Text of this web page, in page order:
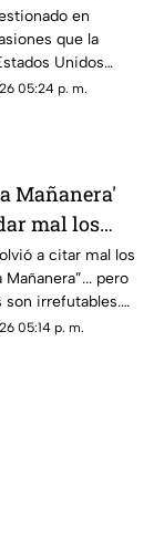
los
de
como
en
que la
Unidos
presuntos
Enrique Inzunza y
morenistas.
05:24 p. m.
Mañanera'
mal los
es el
con
y
de México
a citar mal los
Mañanera”... pero
son irrefutables.
de
puede.
05:14 p. m.